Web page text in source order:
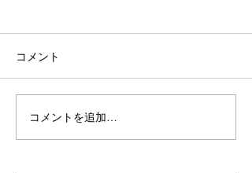
某保養所 養老郡 ＃17
コメント
コメントを追加…